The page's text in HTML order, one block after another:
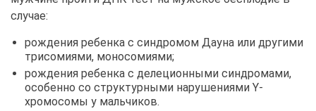
случае:
рождения ребенка с синдромом Дауна или другими
трисомиями, моносомиями;
рождения ребенка с делеционными синдромами,
особенно со структурными нарушениями Y-
хромосомы у мальчиков.